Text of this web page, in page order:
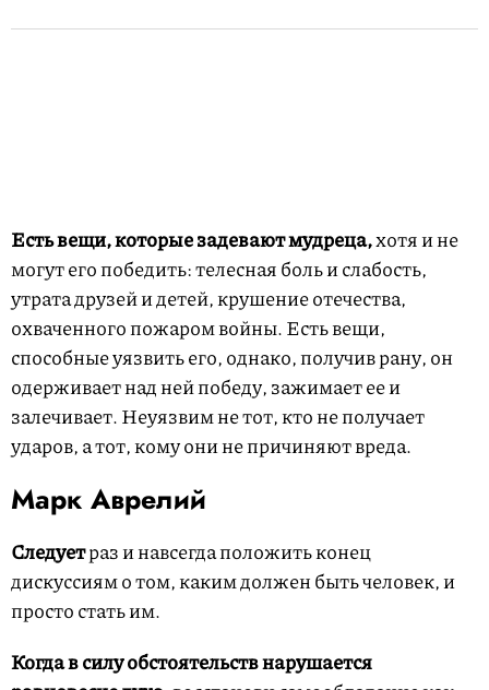
Есть вещи, которые задевают мудреца,хотя и не
могут его победить: телесная боль и слабость,
утрата друзей и детей, крушение отечества,
охваченного пожаром войны. Есть вещи,
способные уязвить его, однако, получив рану, он
одерживает над ней победу, зажимает ее и
залечивает. Неуязвим не тот, кто не получает
ударов, а тот, кому они не причиняют вреда.
Марк Аврелий
Следуетраз и навсегда положить конец
дискуссиям о том, каким должен быть человек, и
просто стать им.
Когда в силу обстоятельств нарушается